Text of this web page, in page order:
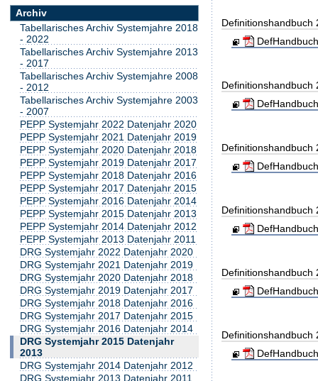
Definitionshandbuch
Definitionshandbuch
Definitionshandbuch
Definitionshandbuch
Definitionshandbuch
Definitionshandbuch
Archiv
Tabellarisches Archiv Systemjahre 2018
- 2022
Tabellarisches Archiv Systemjahre 2013
- 2017
Tabellarisches Archiv Systemjahre 2008
- 2012
Tabellarisches Archiv Systemjahre 2003
- 2007
PEPP Systemjahr 2022 Datenjahr 2020
PEPP Systemjahr 2021 Datenjahr 2019
PEPP Systemjahr 2020 Datenjahr 2018
PEPP Systemjahr 2019 Datenjahr 2017
PEPP Systemjahr 2018 Datenjahr 2016
PEPP Systemjahr 2017 Datenjahr 2015
PEPP Systemjahr 2016 Datenjahr 2014
PEPP Systemjahr 2015 Datenjahr 2013
PEPP Systemjahr 2014 Datenjahr 2012
PEPP Systemjahr 2013 Datenjahr 2011
DRG Systemjahr 2022 Datenjahr 2020
DRG Systemjahr 2021 Datenjahr 2019
DRG Systemjahr 2020 Datenjahr 2018
DRG Systemjahr 2019 Datenjahr 2017
DRG Systemjahr 2018 Datenjahr 2016
DRG Systemjahr 2017 Datenjahr 2015
DRG Systemjahr 2016 Datenjahr 2014
DRG Systemjahr 2015 Datenjahr
2013
DRG Systemjahr 2014 Datenjahr 2012
DRG Systemjahr 2013 Datenjahr 2011